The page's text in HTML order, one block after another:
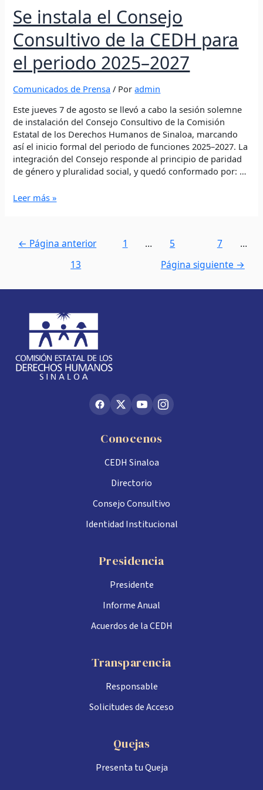
Se instala el Consejo
Consultivo de la CEDH para
el periodo 2025–2027
Comunicados de Prensa / Poradmin
Este jueves 7 de agosto se llevó a cabo la sesión solemne
de instalación del Consejo Consultivo de la Comisión
Estatal de los Derechos Humanos de Sinaloa, marcando
así el inicio formal del periodo de funciones 2025–2027. La
integración del Consejo responde al principio de paridad
de género y pluralidad social, y quedó conformado por: …
Leer más »
← Página anterior 1 … 5 7
…
13
Página siguiente →
Conocenos
CEDH Sinaloa
Directorio
Consejo Consultivo
Identidad Institucional
Presidencia
Presidente
Informe Anual
Acuerdos de la CEDH
Transparencia
Responsable
Solicitudes de Acceso
Quejas
Presenta tu Queja